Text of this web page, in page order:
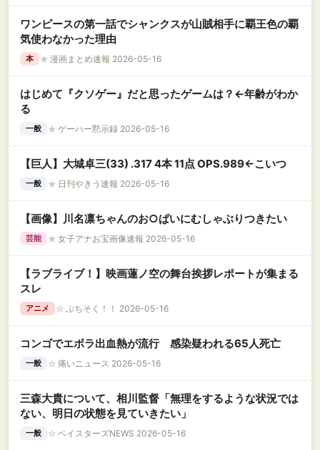
ワンピースの第一話でシャンクスが山賊相手に覇王色の覇
気使わなかった理由
本 ★ 漫画まとめ速報 2026-05-16
はじめて『クソゲー』だと思ったゲームは？←年齢がわか
る
一般 ★ ゲーハー黙示録 2026-05-16
【巨人】大城卓三(33) .317 4本 11点 OPS.989←こいつ
一般 ★ 日刊やきう速報 2026-05-16
【画像】川名凛ちゃんのお○ぱいにむしゃぶりつきたい
芸能 ★ 女子アナお宝画像速報 2026-05-16
【ラブライブ！】映画蓮ノ空の舞台挨拶レポートが集まる
スレ
アニメ ☆ ぷちそく！！ 2026-05-16
コンゴでエボラ出血熱が流行 感染疑われる65人死亡
一般 ☆ 痛いニュース 2026-05-16
三森大貴について、相川監督「無理をするような状況では
ない、明日の状態を見ていきたい」
一般 ☆ ベイスターズNEWS 2026-05-16